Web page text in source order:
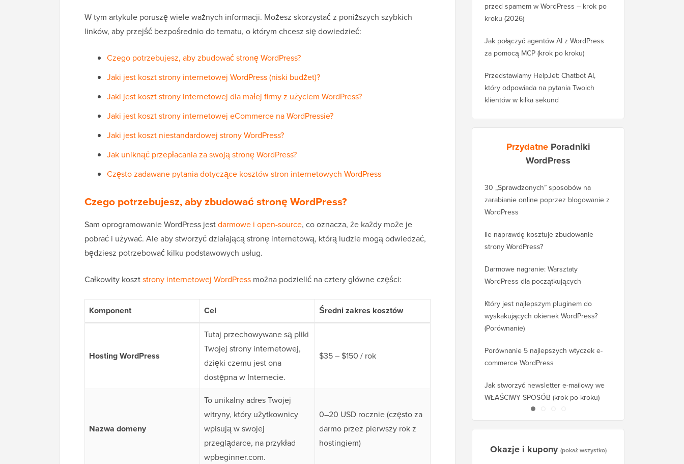
W tym artykule poruszę wiele ważnych informacji. Możesz skorzystać z poniższych szybkich
linków, aby przejść bezpośrednio do tematu, o którym chcesz się dowiedzieć:
Czego potrzebujesz, aby zbudować stronę WordPress?
Jaki jest koszt strony internetowej WordPress (niski budżet)?
Jaki jest koszt strony internetowej dla małej firmy z użyciem WordPress?
Jaki jest koszt strony internetowej eCommerce na WordPressie?
Jaki jest koszt niestandardowej strony WordPress?
Jak uniknąć przepłacania za swoją stronę WordPress?
Często zadawane pytania dotyczące kosztów stron internetowych WordPress
Czego potrzebujesz, aby zbudować stronę WordPress?
Sam oprogramowanie WordPress jestdarmowe i open-source, co oznacza, że każdy może je
pobrać i używać. Ale aby stworzyć działającą stronę internetową, którą ludzie mogą odwiedzać,
będziesz potrzebować kilku podstawowych usług.
Całkowity kosztstrony internetowej WordPress można podzielić na cztery główne części:
Komponent Cel Średni zakres kosztów
Hosting WordPress
Tutaj przechowywane są pliki
Twojej strony internetowej,
dzięki czemu jest ona
dostępna w Internecie.
$35 – $150 / rok
Nazwa domeny
To unikalny adres Twojej
witryny, który użytkownicy
wpisują w swojej
przeglądarce, na przykład
wpbeginner.com.
0–20 USD rocznie (często za
darmo przez pierwszy rok z
hostingiem)
przed spamem w WordPress – krok po
kroku (2026)
Jak połączyć agentów AI z WordPress
za pomocą MCP (krok po kroku)
Przedstawiamy HelpJet: Chatbot AI,
który odpowiada na pytania Twoich
klientów w kilka sekund
Przydatne Poradniki
WordPress
30 „Sprawdzonych” sposobów na
zarabianie online poprzez blogowanie z
WordPress
Ile naprawdę kosztuje zbudowanie
strony WordPress?
Darmowe nagranie: Warsztaty
WordPress dla początkujących
Który jest najlepszym pluginem do
wyskakujących okienek WordPress?
(Porównanie)
Porównanie 5 najlepszych wtyczek e-
commerce WordPress
Jak stworzyć newsletter e-mailowy we
WŁAŚCIWY SPOSÓB (krok po kroku)
Okazje i kupony (pokaż wszystko)